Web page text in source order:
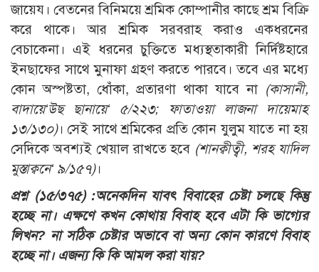
জায়েয। বেতনের বিনিময়ে শ্রমিক কোম্পানীর কাছে শ্রম বিক্রি
করে থাকে। আর শ্রমিক সরবরাহ করাও একধরনের
বেচাকেনা। এই ধরনের চুক্তিতে মধ্যস্থতাকারী নির্দিষ্টহারে
ইনছাফের সাথে মুনাফা গ্রহণ করতে পারবে। তবে এর মধ্যে
কোন অস্পষ্টতা, ধোঁকা, প্রতারণা থাকা যাবে না (কাসানী,
বাদায়ে‘উছ ছানায়ে‘ ৫/২২৩; ফাতাওয়া লাজনা দায়েমাহ
১৩/১৩০)। সেই সাথে শ্রমিকের প্রতি কোন যুলুম যাতে না হয়
সেদিকে অবশ্যই খেয়াল রাখতে হবে (শানক্বীত্বী, শরহ যাদিল
মুস্তাক্বনে‘ ৯/১৫৭)।
প্রশ্ন (১৫/৩৭৫) :অনেকদিন যাবৎ বিবাহের চেষ্টা চলছে কিন্তু
হচ্ছে না। এক্ষণে কখন কোথায় বিবাহ হবে এটা কি ভাগ্যের
লিখন? না সঠিক চেষ্টার অভাবে বা অন্য কোন কারণে বিবাহ
হচ্ছে না। এজন্য কি কি আমল করা যায়?